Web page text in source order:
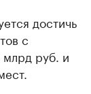
достичь
с
руб. и